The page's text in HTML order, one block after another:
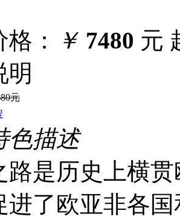
： ￥ 7480 元
明
元
色描述
路是历史上横
进了欧亚非各